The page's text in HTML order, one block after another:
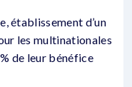
établissement d’un
les multinationales
de leur bénéfice